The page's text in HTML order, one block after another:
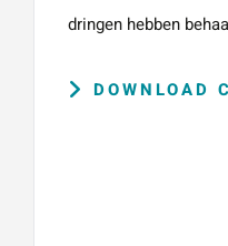
dringen hebben
DOWNLOAD